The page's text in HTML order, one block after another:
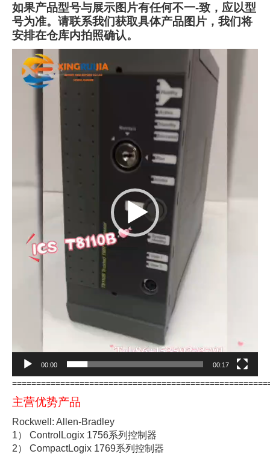
如果产品型号与展示图片有任何不一-致，应以型
号为准。请联系我们获取具体产品图片，我们将
安排在仓库内拍照确认。
00:00 00:17
主营优势产品
Rockwell: Allen-Bradley
1） ControlLogix 1756系列控制器
2） CompactLogix 1769系列控制器